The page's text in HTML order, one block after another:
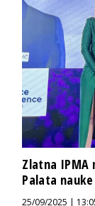
Zlatna IPMA
Palata nauke
25/09/2025 |